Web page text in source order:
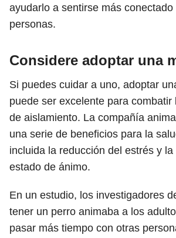
ayudarlo a sentirse más conectado
personas.
Considere adoptar una
Si puedes cuidar a uno, adoptar
puede ser excelente para combatir
de aislamiento. La compañía
una serie de beneficios para la
incluida la reducción del estrés y la
estado de ánimo.
En un estudio, los investigadores
tener un perro animaba a los
pasar más tiempo con otras